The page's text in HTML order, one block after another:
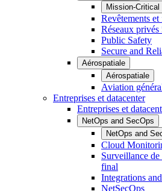
Mission-Critical
Revêtements
Réseaux privés
Public Safety
Secure and
Aérospatiale
Aérospatiale
Aviation
Entreprises et datacenter
Entreprises et
NetOps and SecOps
NetOps and
Cloud
Surveillance de
final
Integrations
NetSecOps